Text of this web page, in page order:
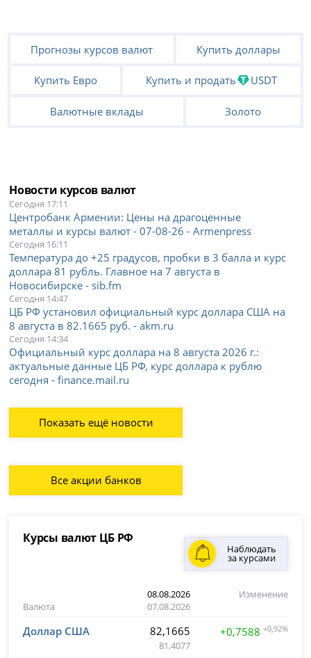
Прогнозы курсов валют Купить доллары
Купить Евро Купить и продать USDT
Валютные вклады Золото
Новости курсов валют
Сегодня 17:11
Центробанк Армении: Цены на драгоценные
металлы и курсы валют - 07-08-26 - Armenpress
Сегодня 16:11
Температура до +25 градусов, пробки в 3 балла и курс
доллара 81 рубль. Главное на 7 августа в
Новосибирске - sib.fm
Сегодня 14:47
ЦБ РФ установил официальный курс доллара США на
8 августа в 82.1665 руб. - akm.ru
Сегодня 14:34
Официальный курс доллара на 8 августа 2026 г.:
актуальные данные ЦБ РФ, курс доллара к рублю
сегодня - finance.mail.ru
Показать ещё новости
Все акции банков
Курсы валют ЦБ РФ
Наблюдать
за курсами
Валюта
08.08.2026
07.08.2026
Изменение
Доллар США 82,1665
81,4077
+0,7588 +0,92%